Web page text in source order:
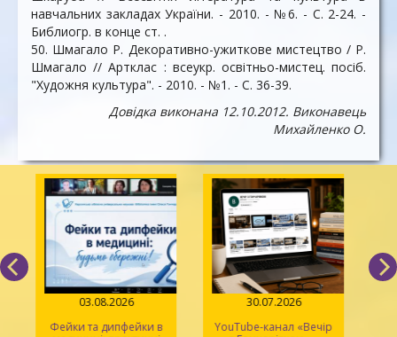
навчальних закладах України. - 2010. - №6. - С. 2-24. -
Библиогр. в конце ст. .
50. Шмагало Р. Декоративно-ужиткове мистецтво / Р.
Шмагало // Артклас : всеукр. освітньо-мистец. посіб.
"Художня культура". - 2010. - №1. - С. 36-39.
Довідка виконана 12.10.2012. Виконавець
Михайленко О.
03.08.2026
Фейки та дипфейки в
30.07.2026
YouTube-канал «Вечір